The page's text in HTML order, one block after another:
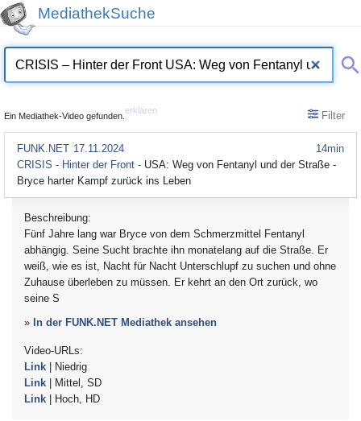
MediathekSuche
Ein Mediathek-Video gefunden.
erklären Filter
14min
FUNK.NET 17.11.2024
CRISIS - Hinter der Front - USA: Weg von Fentanyl und der Straße -
Bryce harter Kampf zurück ins Leben
Beschreibung:
Fünf Jahre lang war Bryce von dem Schmerzmittel Fentanyl
abhängig. Seine Sucht brachte ihn monatelang auf die Straße. Er
weiß, wie es ist, Nacht für Nacht Unterschlupf zu suchen und ohne
Zuhause überleben zu müssen. Er kehrt an den Ort zurück, wo
seine S
» In der FUNK.NET Mediathek ansehen
Video-URLs:
Link | Niedrig
Link | Mittel, SD
Link | Hoch, HD